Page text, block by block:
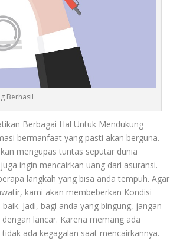
Berhasil
Berbagai Hal Untuk Mendukung
bermanfaat yang pasti akan berguna.
mengupas tuntas seputar dunia
ingin mencairkan uang dari asuransi.
langkah yang bisa anda tempuh. Agar
kami akan membeberkan Kondisi
Jadi, bagi anda yang bingung, jangan
lancar. Karena memang ada
ada kegagalan saat mencairkannya.